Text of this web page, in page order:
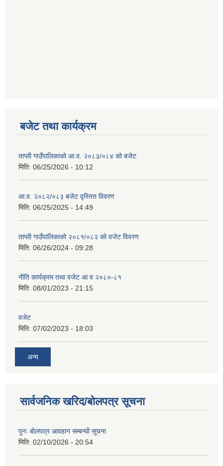
बजेट तथा कार्यक्रम
ताप्ली गाउँपालिकाको आ.व. २०८३/०८४ को बजेट
मिति: 06/25/2026 - 10:12
आ.व. २०८२/०८३ बजेट वृस्तित विवरण
मिति: 06/25/2025 - 14:49
ताप्ली गाउँपालिकाको २०८१/०८२ को वजेट विवरण
मिति: 06/26/2024 - 09:28
नीति कार्यक्रम तथा वजेट आ व २०८०-८१
मिति: 08/01/2023 - 21:15
वजेट
मिति: 07/02/2023 - 18:03
अन्य
सार्वजनिक खरिद/बोलपत्र सूचना
पुनः बोलपत्र आवहान सम्बन्धी सूचना
मिति: 02/10/2026 - 20:54